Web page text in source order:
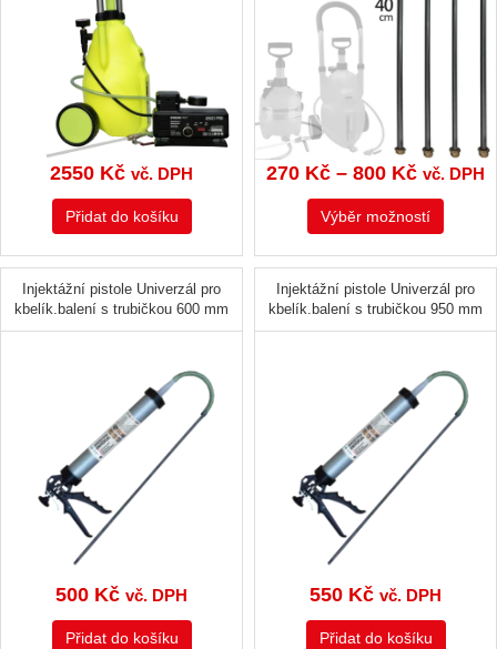
2550 Kč vč. DPH
Přidat do košíku
270 Kč – 800 KčRozpětí
cen:
270 Kč
až
800 Kč
vč. DPH
Výběr možností
produkt
má
variant.
na
stránce
Injektážní pistole Univerzál pro
kbelík.balení s trubičkou 600 mm
500 Kč vč. DPH
Přidat do košíku
Injektážní pistole Univerzál pro
kbelík.balení s trubičkou 950 mm
550 Kč vč. DPH
Přidat do košíku